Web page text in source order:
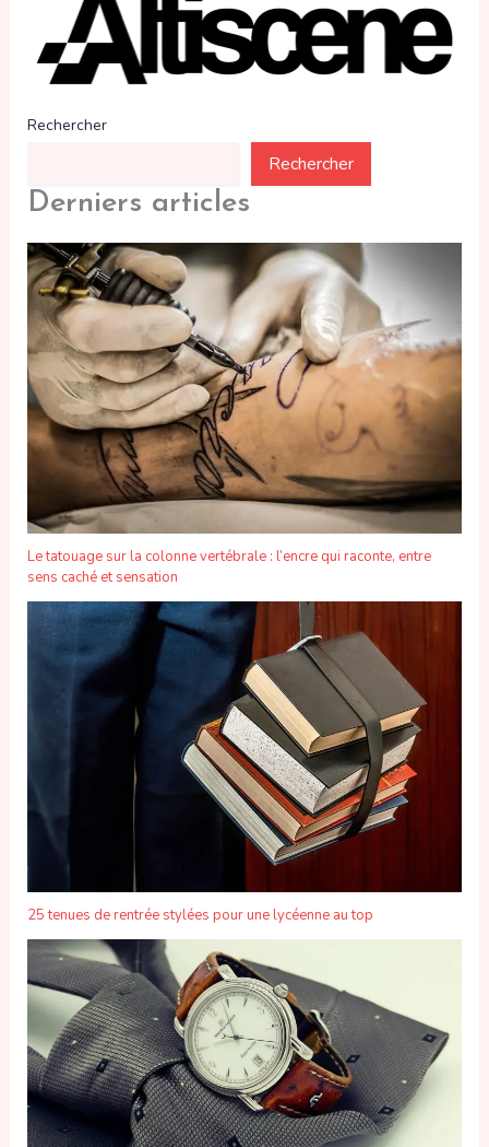
Rechercher
Rechercher
Derniers articles
Le tatouage sur la colonne vertébrale : l’encre qui raconte, entre
sens caché et sensation
25 tenues de rentrée stylées pour une lycéenne au top